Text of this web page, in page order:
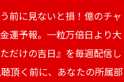
前に見ないと損！億のチャ
運予報。一粒万倍日より大
だけの吉日』を毎週配信し
聴頂く前に、あなたの所属部